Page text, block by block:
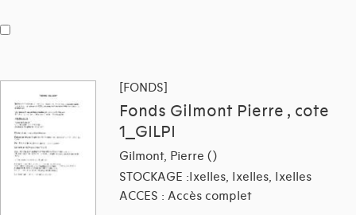
[FONDS]
Fonds Gilmont Pierre , cote
1_GILPI
Gilmont, Pierre ()
STOCKAGE :Ixelles, Ixelles, Ixelles
ACCES : Accès complet